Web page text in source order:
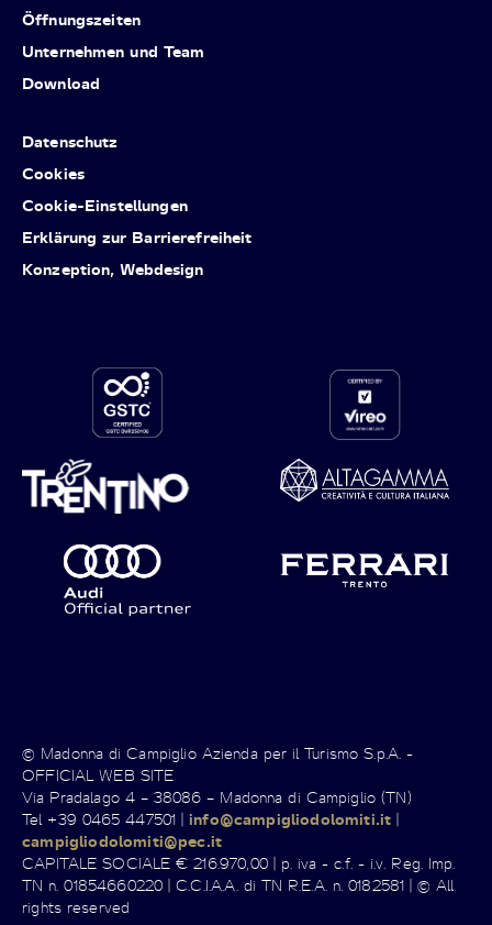
Öffnungszeiten
Unternehmen und Team
Download
Datenschutz
Cookies
Cookie-Einstellungen
Erklärung zur Barrierefreiheit
Konzeption, Webdesign
© Madonna di Campiglio Azienda per il Turismo S.p.A. -
OFFICIAL WEB SITE
Via Pradalago 4 – 38086 – Madonna di Campiglio (TN)
Tel +39 0465 447501 |info@campigliodolomiti.it |
campigliodolomiti@pec.it
CAPITALE SOCIALE € 216.970,00 | p. iva - c.f. - i.v. Reg. Imp.
TN n. 01854660220 | C.C.I.A.A. di TN R.E.A. n. 0182581 | © All
rights reserved